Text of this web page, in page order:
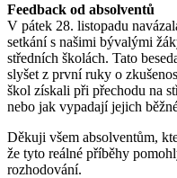
Feedback od absolventů
V pátek 28. listopadu
setkání s našimi bývalými
středních školách. Tato
slyšet z první ruky o
škol získali při přechodu na
nebo jak vypadají jejich
Děkuji všem absolventům,
že tyto reálné příběhy
rozhodování.